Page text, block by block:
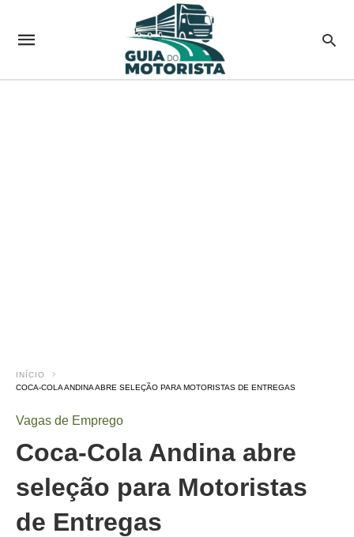
INÍCIO
COCA-COLA ANDINA ABRE SELEÇÃO PARA MOTORISTAS DE ENTREGAS
Vagas de Emprego
Coca-Cola Andina abre
seleção para Motoristas
de Entregas